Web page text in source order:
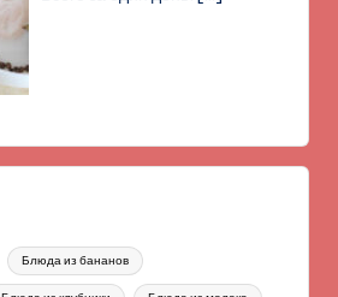
Блюда из бананов